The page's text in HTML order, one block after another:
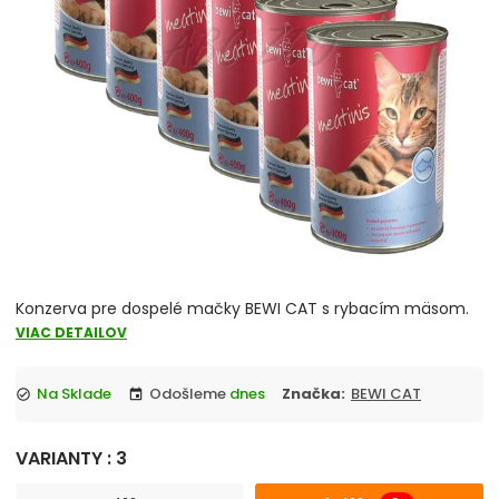
Podstielky pre mačky
Obojky, vodítka a postroje
Antiparazitiká pre mačky
Pelechy, košíky
Konzerva pre dospelé mačky BEWI CAT s rybacím mäsom.
VIAC DETAILOV
check_circle Na Sklade event Odošleme dnes Značka: BEWI CAT
VARIANTY : 3